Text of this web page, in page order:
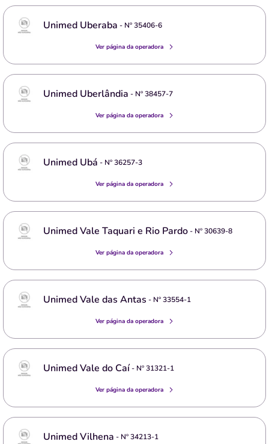
Unimed Uberaba - Nº35406-6
Ver página da operadora
Unimed Uberlândia - Nº38457-7
Ver página da operadora
Unimed Ubá - Nº36257-3
Ver página da operadora
Unimed Vale Taquari e Rio Pardo- Nº30639-8
Ver página da operadora
Unimed Vale das Antas - Nº33554-1
Ver página da operadora
Unimed Vale do Caí- Nº31321-1
Ver página da operadora
Unimed Vilhena - Nº34213-1